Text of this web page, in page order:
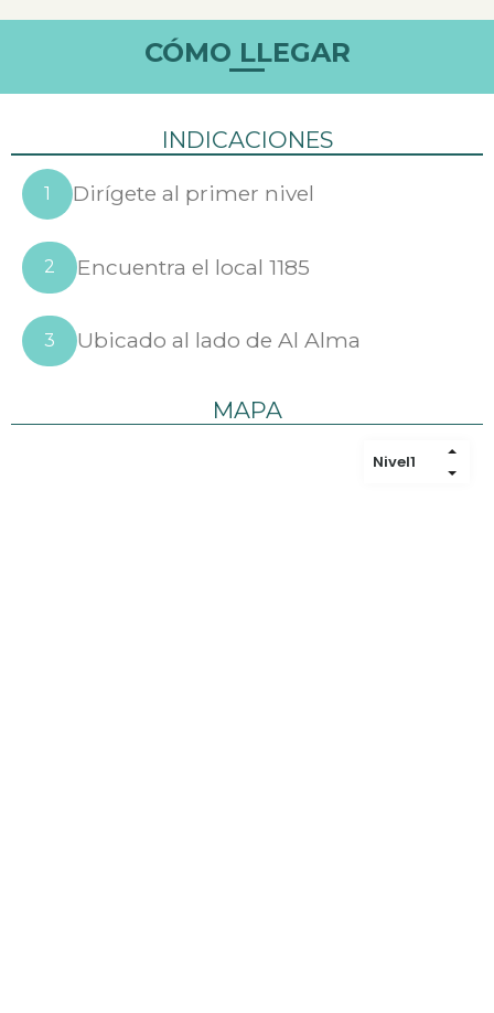
CÓMO LLEGAR
INDICACIONES
1 Dirígete al primer nivel
2 Encuentra el local 1185
3 Ubicado al lado de Al Alma
MAPA